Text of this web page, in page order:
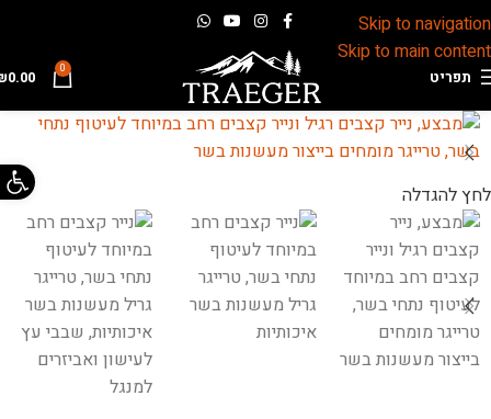
Skip to navigation
Skip to main content
תפריט 0
0.00
לחץ להגדלה